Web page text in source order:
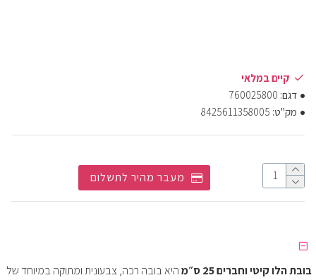
קיים במלאי
דגם: 760025800
מק"ט: 8425611358005
מעבר מהיר לתשלום
בובת הלו קיטי וחברים 25 ס״מ
היא בובה רכה, צבעונית ומתוקה במיוחד של